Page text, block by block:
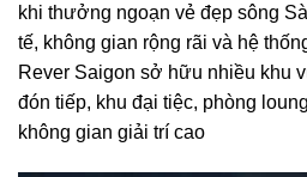
khi thưởng ngoạn vẻ đẹp sông
tế, không gian rộng rãi và hệ
Rever Saigon sở hữu nhiều khu
đón tiếp, khu đại tiệc, phòng
không gian giải trí cao